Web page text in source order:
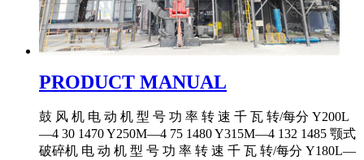
PRODUCT MANUAL
鼓 风 机 电 动 机 型 号 功 率 转 速 千 瓦 转/每分 Y200L
—4 30 1470 Y250M—4 75 1480 Y315M—4 132 1485 颚式
破碎机 电 动 机 型 号 功 率 转 速 千 瓦 转/每分 Y180L—